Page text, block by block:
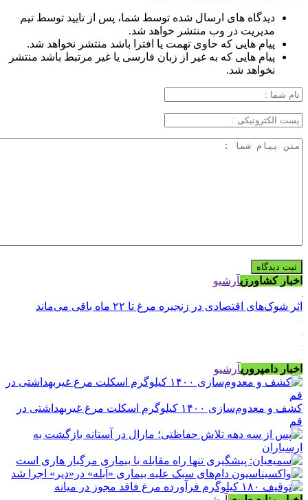
دیدگاه های ارسال شده توسط شما، پس از تایید توسط تیم
مدیریت در وب منتشر خواهد شد.
پیام هایی که حاوی تهمت یا افترا باشد منتشر نخواهد شد.
پیام هایی که به غیر از زبان فارسی یا غیر مرتبط باشد منتشر
نخواهد شد.
اخبار کشاورزیآرشیو
اثر شوک‌های اقتصادی در زنجیره مرغ تا ۲۲ ماه باقی می‌ماند
اخبار دامپروریآرشیو
کشف و معدوم‌سازی ۱۴۰۰ کیلوگرم اسکلت مرغ غیربهداشتی در
قم